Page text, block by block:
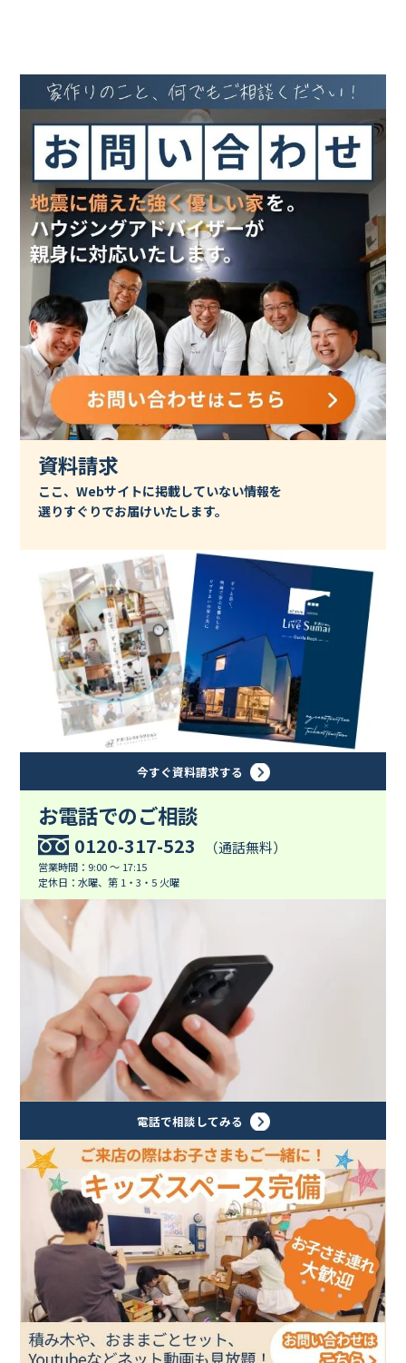
資料請求
ここ、Webサイトに掲載していない情報を
選りすぐりでお届けいたします。
今すぐ資料請求する
お電話でのご相談
0120-317-523 （通話無料）
営業時間：9:00 ～ 17:15
定休日：水曜、第 1・3・5 火曜
電話で相談してみる